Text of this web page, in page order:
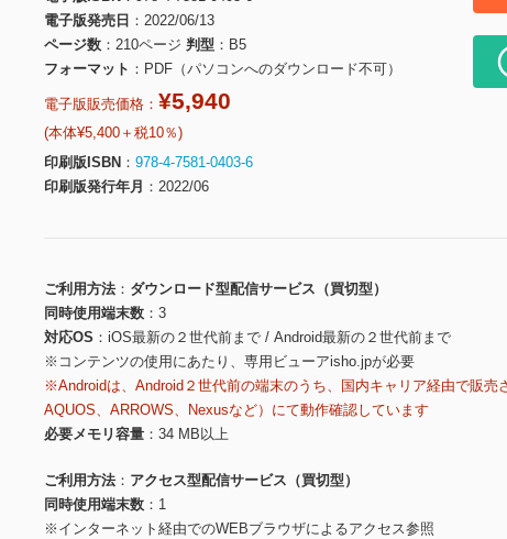
電子版発売日
2022/06/13
ページ数
210ページ 判型
B5
フォーマット
PDF（パソコンへのダウンロード不可）
電子版販売価格： ¥5,940
(本体¥5,400＋税10％)
印刷版ISBN
978-4-7581-0403-6
印刷版発行年月
2022/06
ご利用方法
ダウンロード型配信サービス（買切型）
同時使用端末数
3
対応OS
iOS最新の２世代前まで / Android最新の２世代前まで
※コンテンツの使用にあたり、専用ビューアisho.jpが必要
※Androidは、Android２世代前の端末のうち、国内キャリア経由で販売
AQUOS、ARROWS、Nexusなど）にて動作確認しています
必要メモリ容量
34 MB以上
ご利用方法
アクセス型配信サービス（買切型）
同時使用端末数
1
※インターネット経由でのWEBブラウザによるアクセス参照